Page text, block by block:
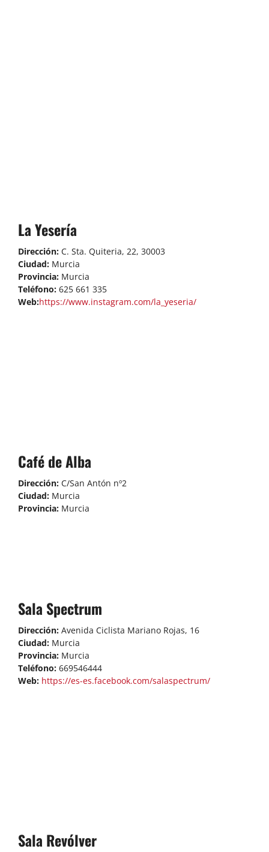
La Yesería
Dirección: C. Sta. Quiteria, 22, 30003
Ciudad:Murcia
Provincia:Murcia
Teléfono: 625 661 335
Web:https://www.instagram.com/la_yeseria/
Café de Alba
Dirección: C/San Antón nº2
Ciudad:Murcia
Provincia:Murcia
Sala Spectrum
Dirección: Avenida Ciclista Mariano Rojas, 16
Ciudad:Murcia
Provincia:Murcia
Teléfono:669546444
Web:https://es-es.facebook.com/salaspectrum/
Sala Revólver